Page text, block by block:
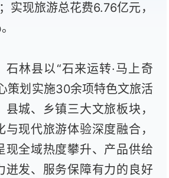
实现旅游总花费6.76亿元，
石林县以“石来运转·马上奇
策划实施30余项特色文旅活
城、乡镇三大文旅板块，
现代旅游体验深度融合，
现全域热度攀升、产品供给
迸发、服务保障有力的良好